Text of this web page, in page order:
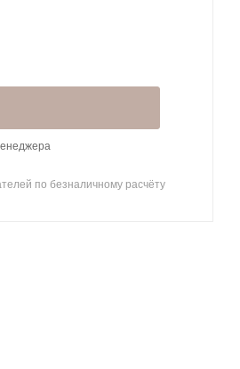
по безналичному расчёту